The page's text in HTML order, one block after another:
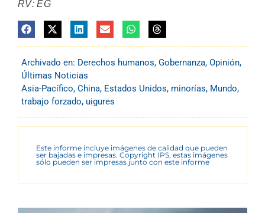
RV: EG
Archivado en: Derechos humanos, Gobernanza, Opinión,
Últimas Noticias
Asia-Pacífico, China, Estados Unidos, minorías, Mundo,
trabajo forzado, uigures
Este informe incluye imágenes de calidad que pueden
ser bajadas e impresas. Copyright IPS, estas imágenes
sólo pueden ser impresas junto con este informe